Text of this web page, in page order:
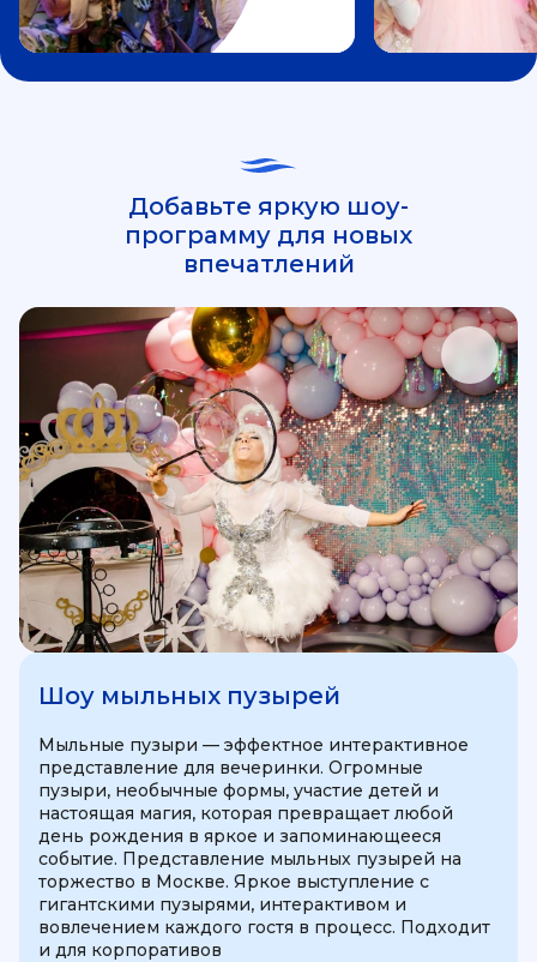
Добавьте яркую шоу-
программу для новых
впечатлений
Шоу мыльных пузырей
Мыльные пузыри — эффектное интерактивное
представление для вечеринки. Огромные
пузыри, необычные формы, участие детей и
настоящая магия, которая превращает любой
день рождения в яркое и запоминающееся
событие. Представление мыльных пузырей на
торжество в Москве. Яркое выступление с
гигантскими пузырями, интерактивом и
вовлечением каждого гостя в процесс. Подходит
и для корпоративов